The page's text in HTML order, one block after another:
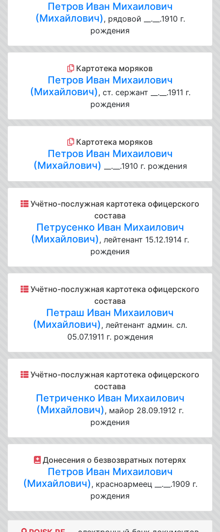
Петров Иван Михаилович
(Михайлович), рядовой __.__.1910 г.
рождения
Картотека моряков
Петров Иван Михаилович
(Михайлович), ст. сержант __.__.1911 г.
рождения
Картотека моряков
Петров Иван Михаилович
(Михайлович) __.__.1910 г. рождения
Учётно-послужная картотека офицерского
состава
Петрусенко Иван Михаилович
(Михайлович), лейтенант 15.12.1914 г.
рождения
Учётно-послужная картотека офицерского
состава
Петраш Иван Михаилович
(Михайлович), лейтенант админ. сл.
05.07.1911 г. рождения
Учётно-послужная картотека офицерского
состава
Петриченко Иван Михаилович
(Михайлович), майор 28.09.1912 г.
рождения
Донесения о безвозвратных потерях
Петров Иван Михаилович
(Михайлович), красноармеец __.__.1909 г.
рождения